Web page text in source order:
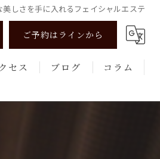
美しさを手に入れるフェイシャルエステ
ご予約はラインから
セス ブログ コラム